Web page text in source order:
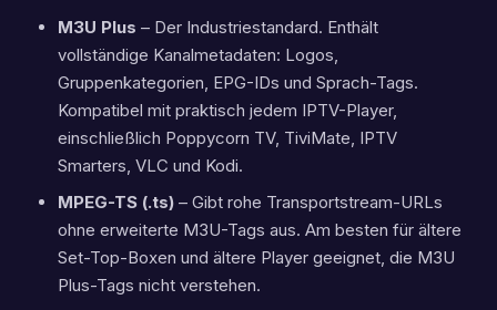
M3U Plus – Der Industriestandard. Enthält
vollständige Kanalmetadaten: Logos,
Gruppenkategorien, EPG-IDs und Sprach-Tags.
Kompatibel mit praktisch jedem IPTV-Player,
einschließlich Poppycorn TV, TiviMate, IPTV
Smarters, VLC und Kodi.
MPEG-TS (.ts) – Gibt rohe Transportstream-URLs
ohne erweiterte M3U-Tags aus. Am besten für ältere
Set-Top-Boxen und ältere Player geeignet, die M3U
Plus-Tags nicht verstehen.